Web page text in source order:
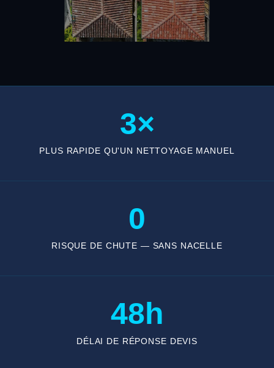
3×
PLUS RAPIDE QU'UN NETTOYAGE MANUEL
0
RISQUE DE CHUTE — SANS NACELLE
48h
DÉLAI DE RÉPONSE DEVIS